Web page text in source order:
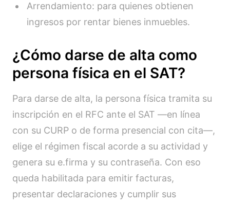
Arrendamiento: para quienes obtienen
ingresos por rentar bienes inmuebles.
¿Cómo darse de alta como
persona física en el SAT?
Para darse de alta, la persona física tramita su
inscripción en el RFC ante el SAT —en línea
con su CURP o de forma presencial con cita—,
elige el régimen fiscal acorde a su actividad y
genera su e.firma y su contraseña. Con eso
queda habilitada para emitir facturas,
presentar declaraciones y cumplir sus